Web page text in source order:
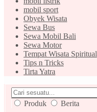
mobil sport
Obyek Wisata
Sewa Bus
Sewa Mobil Bali
Sewa Motor
Tempat Wisata Spiritual
Tips n Tricks
Tirta Yatra
Produk Berita